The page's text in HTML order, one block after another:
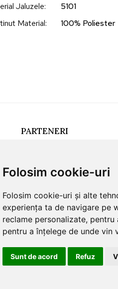
Folosim cookie-uri
Folosim cookie-uri și alte
experiența ta de navigare pe
reclame personalizate,
pentru a înțelege de unde vin
Sunt de acord Refuz
Jaluzele:
5101
Material: 100% Poliester
PARTENERI